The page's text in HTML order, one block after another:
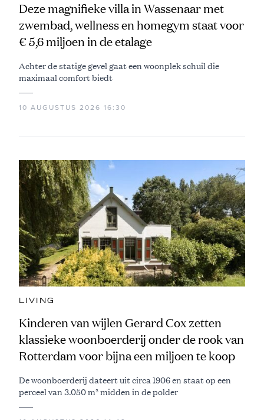
Deze magnifieke villa in Wassenaar met
zwembad, wellness en homegym staat voor
€ 5,6 miljoen in de etalage
Achter de statige gevel gaat een woonplek schuil die
maximaal comfort biedt
10 AUGUSTUS 2026 16:30
LIVING
Kinderen van wijlen Gerard Cox zetten
klassieke woonboerderij onder de rook van
Rotterdam voor bijna een miljoen te koop
De woonboerderij dateert uit circa 1906 en staat op een
perceel van 3.050 m² midden in de polder